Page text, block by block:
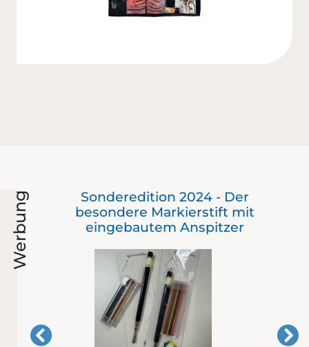
Werbung
Sonderedition 2024 - Der
besondere Markierstift mit
eingebautem Anspitzer